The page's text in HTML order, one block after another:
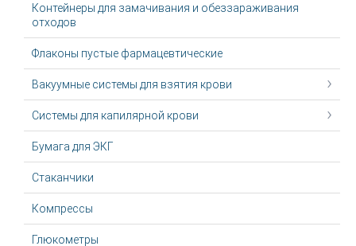
Контейнеры для замачивания и обеззараживания
отходов
Флаконы пустые фармацевтические
Вакуумные системы для взятия крови
Системы для капилярной крови
Бумага для ЭКГ
Стаканчики
Компрессы
Глюкометры